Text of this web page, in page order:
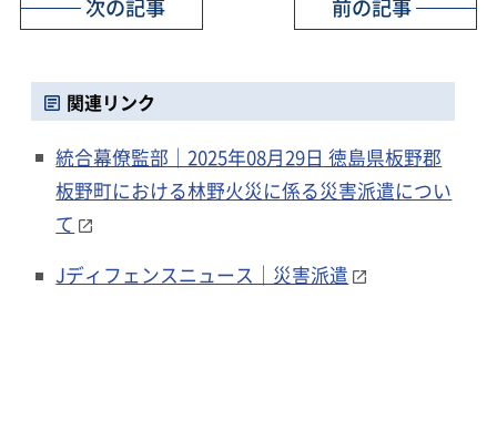
前の記事
次の記事
関連リンク
統合幕僚監部｜2025年08月29日 徳島県板野郡
板野町における林野火災に係る災害派遣につい
て
Jディフェンスニュース｜災害派遣